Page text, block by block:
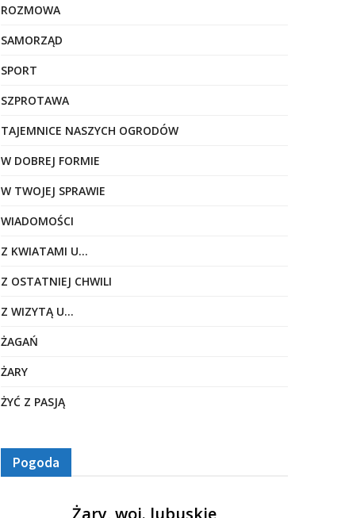
ROZMOWA
SAMORZĄD
SPORT
SZPROTAWA
TAJEMNICE NASZYCH OGRODÓW
W DOBREJ FORMIE
W TWOJEJ SPRAWIE
WIADOMOŚCI
Z KWIATAMI U…
Z OSTATNIEJ CHWILI
Z WIZYTĄ U…
ŻAGAŃ
ŻARY
ŻYĆ Z PASJĄ
Pogoda
Żary, woj. lubuskie